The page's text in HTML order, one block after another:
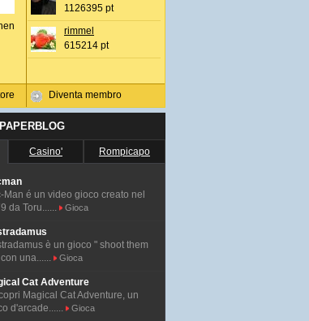
1126395 pt
rimmel
615214 pt
Diventa membro
Casino' Rompicapo
Man é un video gioco creato nel
da Toru......
Gioca
è un gioco " shoot them
una......
Gioca
Cat Adventure
Magical Cat Adventure, un
d'arcade......
Gioca